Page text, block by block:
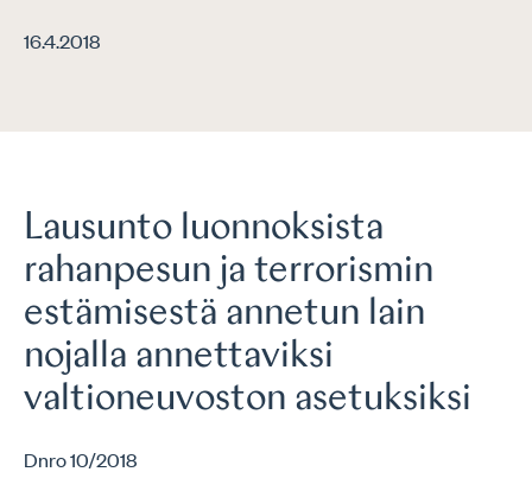
16.4.2018
Lausunto luonnoksista
rahanpesun ja terrorismin
estämisestä annetun lain
nojalla annettaviksi
valtioneuvoston asetuksiksi
Dnro 10/2018